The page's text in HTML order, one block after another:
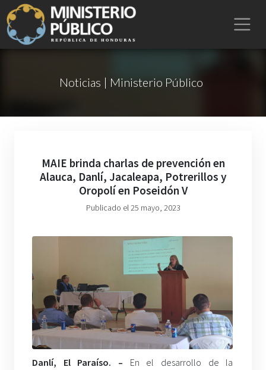
Noticias | Ministerio Público
MAIE brinda charlas de prevención en
Alauca, Danlí, Jacaleapa, Potrerillos y
Oropolí en Poseidón V
Publicado el 25 mayo, 2023
Danlí, El Paraíso. – En el desarrollo de la